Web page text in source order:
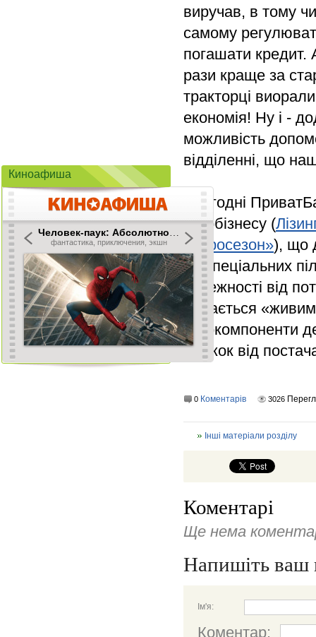
виручав, в тому
самому
погашати кредит.
рази краще за
тракторці
економія! Ну і -
можливість
відділенні, що
Сьогодні
агробізнесу (
«Агросезон»), що
на спеціальних
залежності від
надається
агрокомпоненти
знижок від
0 Коментарів 3026
Інші матеріали розділу
Коментарі
Ще нема
Напишіть ваш
Ім'я:
Коментар:
Киноафиша